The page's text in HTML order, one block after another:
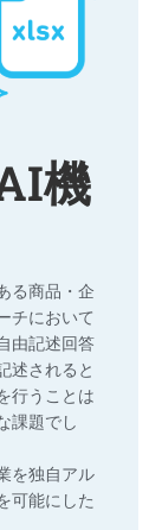
機
る商品・企
チにおいて
由記述回答
述されると
行うことは
課題でし
を独自アル
可能にした